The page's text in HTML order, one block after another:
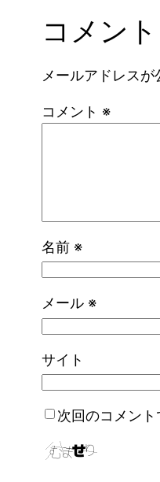
コメン
メールアドレス
コメント ※
名前 ※
メール ※
サイト
次回のコメン